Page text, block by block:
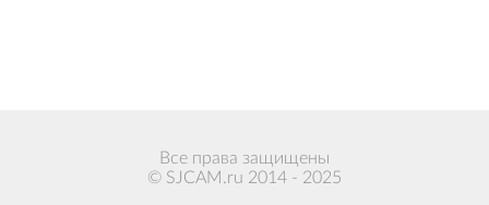
Все права защищены
© SJCAM.ru 2014 - 2025